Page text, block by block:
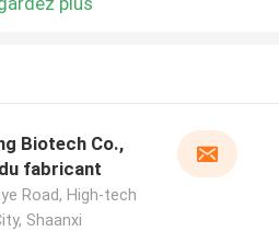
Biotech Co.,
fabricant
Road, High-tech
Shaanxi